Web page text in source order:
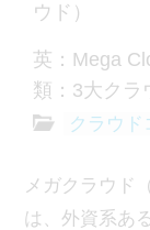
ウド）
英：Mega
類：3大クラ
クラウド
メガクラウド
は、外資系あ